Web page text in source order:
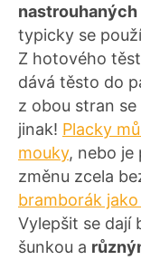
nastrouhaných
typicky se
Z hotového
dává těsto do
z obou stran
jinak! Placky
mouky, nebo je
změnu zcela
bramborák
Vylepšit se dají
šunkou a